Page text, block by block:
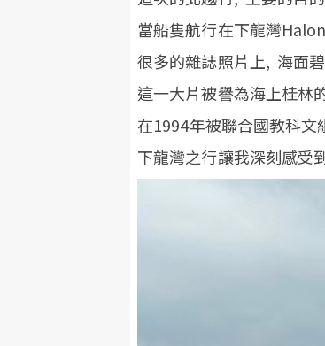
當船隻航行在下龍灣
很多的雜誌照片上, 海面
這一大片被譽為海上桂
在1994年被聯合國教科
下龍灣之行讓我深刻感受